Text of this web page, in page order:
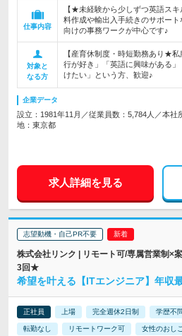
仕事内容
【★未経験から少しずつ英語ス
料作成や輸出入手続きのサポー
向けの事務ワークが中心です♪
対象と
なる方
【産育休制度・時短勤務あり★
行が好き」「英語に興味がある
けたい」という方、歓迎♪
企業データ
設立：1981年11月／従業員数：5,784人／本社
地：東京都
求人詳細を見る
志望動機・自己PR不要
株式会社リンク | リモート可/専属営業制×
3回★
希望を叶える【ITエンジニア】年収
正社員 上場 完全週休2日制 学歴不
転勤なし リモートワーク可 女性のおし